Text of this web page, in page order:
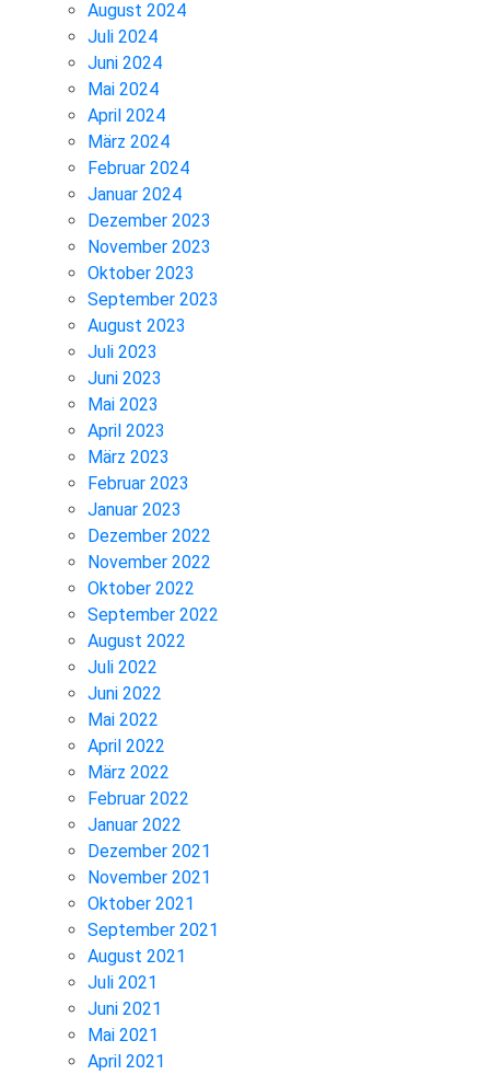
August 2024
Juli 2024
Juni 2024
Mai 2024
April 2024
März 2024
Februar 2024
Januar 2024
Dezember 2023
November 2023
Oktober 2023
September 2023
August 2023
Juli 2023
Juni 2023
Mai 2023
April 2023
März 2023
Februar 2023
Januar 2023
Dezember 2022
November 2022
Oktober 2022
September 2022
August 2022
Juli 2022
Juni 2022
Mai 2022
April 2022
März 2022
Februar 2022
Januar 2022
Dezember 2021
November 2021
Oktober 2021
September 2021
August 2021
Juli 2021
Juni 2021
Mai 2021
April 2021